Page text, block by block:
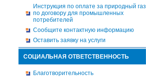
Инструкция по оплате за природный газ
по договору для промышленных
потребителей
Сообщите контактную информацию
Оставить заявку на услуги
СОЦИАЛЬНАЯ ОТВЕТСТВЕННОСТЬ
Благотворительность